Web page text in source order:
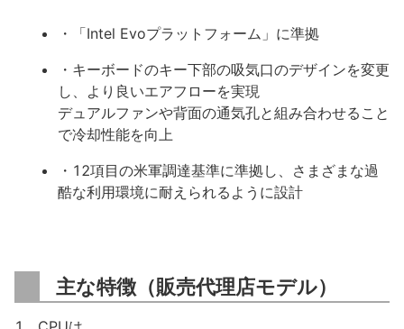
・「Intel Evoプラットフォーム」に準拠
・キーボードのキー下部の吸気口のデザインを変更
し、より良いエアフローを実現
デュアルファンや背面の通気孔と組み合わせること
で冷却性能を向上
・12項目の米軍調達基準に準拠し、さまざまな過
酷な利用環境に耐えられるように設計
主な特徴（販売代理店モデル）